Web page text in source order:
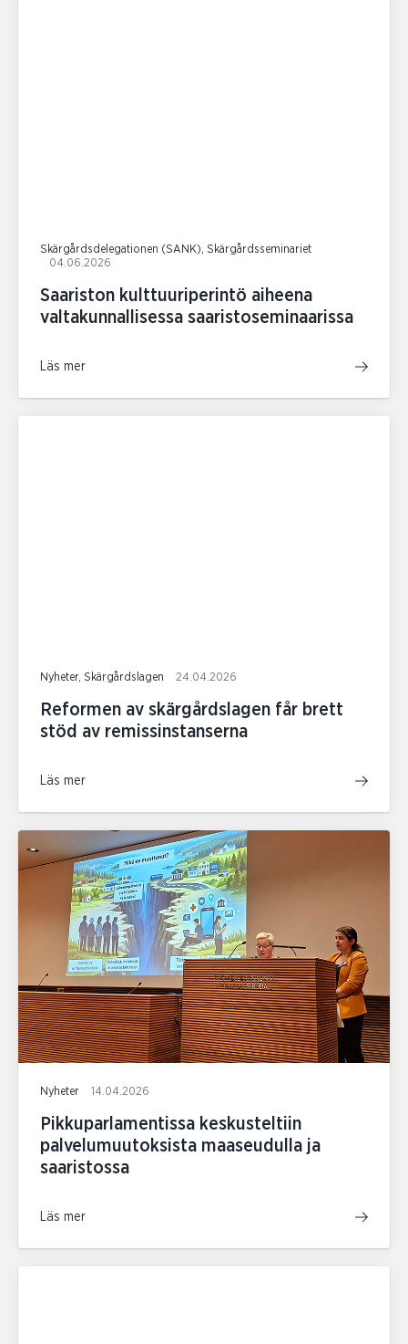
Skärgårdsdelegationen (SANK), Skärgårdsseminariet
04.06.2026
Saariston kulttuuriperintö aiheena
valtakunnallisessa saaristoseminaarissa
Läs mer
Nyheter, Skärgårdslagen 24.04.2026
Reformen av skärgårdslagen får brett
stöd av remissinstanserna
Läs mer
Nyheter 14.04.2026
Pikkuparlamentissa keskusteltiin
palvelumuutoksista maaseudulla ja
saaristossa
Läs mer